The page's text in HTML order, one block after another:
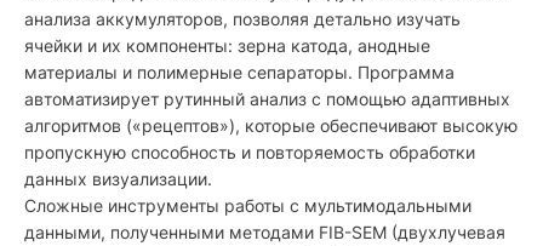
анализа аккумуляторов, позволяя детально изучать
ячейки и их компоненты: зерна катода, анодные
материалы и полимерные сепараторы. Программа
автоматизирует рутинный анализ с помощью адаптивных
алгоритмов («рецептов»), которые обеспечивают высокую
пропускную способность и повторяемость обработки
данных визуализации.
Сложные инструменты работы с мультимодальными
данными, полученными методами FIB-SEM (двухлучевая